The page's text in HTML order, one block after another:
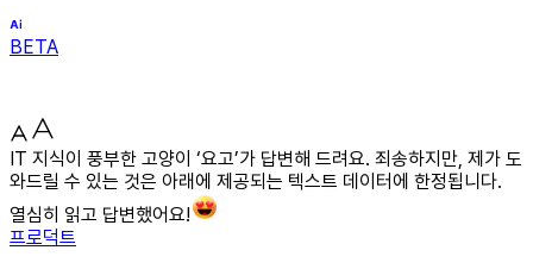
BETA
IT 지식이 풍부한 고양이 ‘요고’가 답변해 드려요. 죄송하지만, 제가 도
와드릴 수 있는 것은 아래에 제공되는 텍스트 데이터에 한정됩니다.
열심히 읽고 답변했어요!
프로덕트